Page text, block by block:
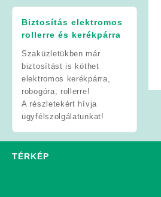
Biztosítás elektromos
rollerre és kerékpárra
Szaküzletükben már
biztosítást is köthet
elektromos kerékpárra,
robogóra, rollerre!
A részletekért hívja
ügyfélszolgálatunkat!
TÉRKÉP